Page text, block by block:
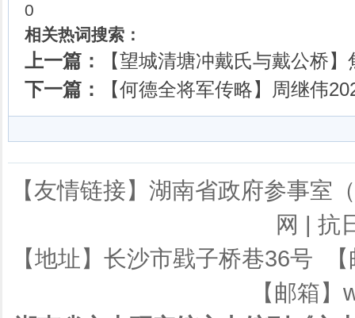
0
相关热词搜索：
上一篇：
【望城清塘冲戴氏与戴公桥
下一篇：
【何德全将军传略】周继伟
【友情链接】 湖南省政府参事室
网 | 抗
【地址】长沙市戥子桥巷36号
【邮箱